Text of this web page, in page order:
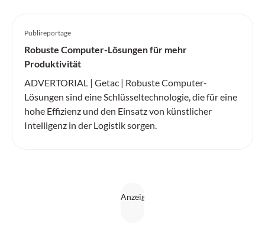
Publireportage
Robuste Computer-Lösungen für mehr
Produktivität
ADVERTORIAL | Getac | Robuste Computer-
Lösungen sind eine Schlüsseltechnologie, die für eine
hohe Effizienz und den Einsatz von künstlicher
Intelligenz in der Logistik sorgen.